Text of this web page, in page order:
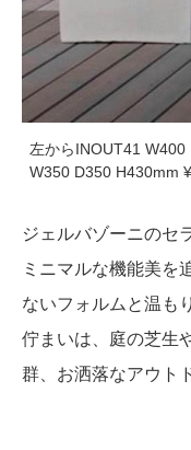
左からINOUT41
W350 D350 H430mm
ジェルバゾーニのセ
ミニマルな機能美を
ないフォルムと温も
佇まいは、庭の芝生
群、お洒落なアウト